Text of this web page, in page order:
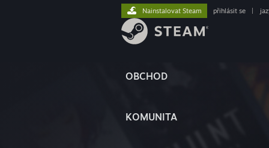
OBCHOD
KOMUNITA
Nainstalovat Steam přihlásit se